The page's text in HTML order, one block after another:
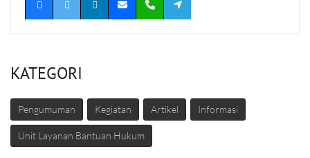
KATEGORI
Pengumuman Kegiatan Artikel Informasi
Unit Layanan Bantuan Hukum